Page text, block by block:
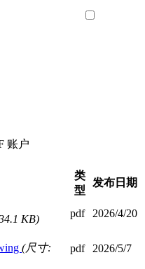
账户
类
型
发布日期
KB) pdf 2026/4/20
(尺寸:
pdf 2026/5/7